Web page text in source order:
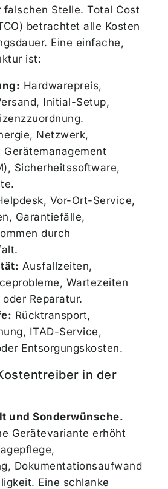
falschen Stelle. Total Cost
betrachtet alle Kosten
Eine einfache,
ist:
Hardwarepreis,
Initial-Setup,
Netzwerk,
Gerätemanagement
Sicherheitssoftware,
Vor-Ort-Service,
Garantiefälle,
durch
Ausfallzeiten,
Wartezeiten
Reparatur.
Rücktransport,
ITAD-Service,
Entsorgungskosten.
in der
und Sonderwünsche.
Gerätevariante erhöht
Dokumentationsaufwand
Eine schlanke